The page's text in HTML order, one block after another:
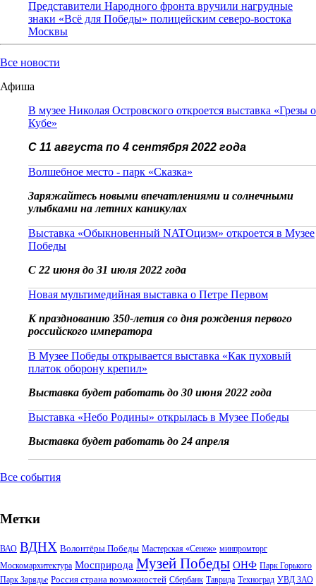
Представители Народного фронта вручили нагрудные
знаки «Всё для Победы» полицейским северо-востока
Москвы
Все новости
Афиша
В музее Николая Островского откроется выставка «Грезы о
Кубе»
С 11 августа по 4 сентября 2022 года
Волшебное место - парк «Сказка»
Заряжайтесь новыми впечатлениями и солнечными
улыбками на летних каникулах
Выставка «Обыкновенный NATOцизм» откроется в Музее
Победы
С 22 июня до 31 июля 2022 года
Новая мультимедийная выставка о Петре Первом
К празднованию 350-летия со дня рождения первого
российского императора
В Музее Победы открывается выставка «Как пуховый
платок оборону крепил»
Выставка будет работать до 30 июня 2022 года
Выставка «Небо Родины» открылась в Музее Победы
Выставка будет работать до 24 апреля
Все события
Метки
ВАО ВДНХ Волонтёры Победы Мастерская «Сенеж» минпромторг
Москомархитектура Мосприрода Музей Победы ОНФ Парк Горького
Парк Зарядье Россия страна возможностей Сбербанк Таврида Техноград УВД ЗАО